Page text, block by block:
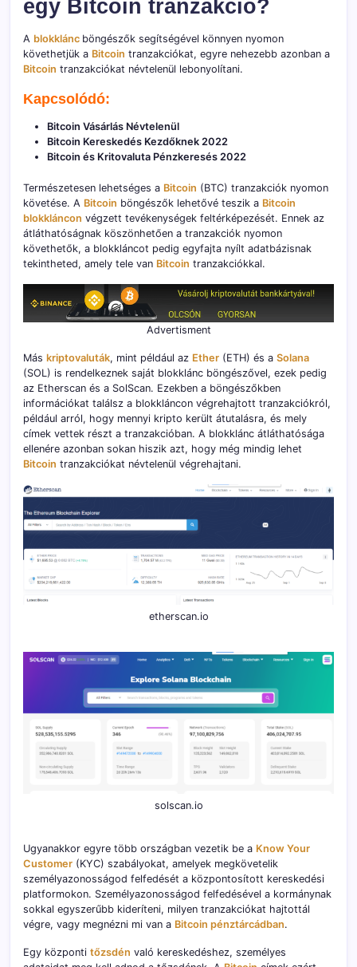
egy Bitcoin tranzakció?
A blokklánc böngészők segítségével könnyen nyomon
követhetjük a Bitcoin tranzakciókat, egyre nehezebb azonban a
Bitcoin tranzakciókat névtelenül lebonyolítani.
Kapcsolódó:
Bitcoin Vásárlás Névtelenül
Bitcoin Kereskedés Kezdőknek 2022
Bitcoin és Kritovaluta Pénzkeresés 2022
Természetesen lehetséges a Bitcoin (BTC) tranzakciók nyomon
követése. A Bitcoin böngészők lehetővé teszik a Bitcoin
blokkláncon végzett tevékenységek feltérképezését. Ennek az
átláthatóságnak köszönhetően a tranzakciók nyomon
követhetők, a blokkláncot pedig egyfajta nyílt adatbázisnak
tekintheted, amely tele van Bitcoin tranzakciókkal.
Advertisment
Más kriptovaluták, mint például az Ether (ETH) és a Solana
(SOL) is rendelkeznek saját blokklánc böngészővel, ezek pedig
az Etherscan és a SolScan. Ezekben a böngészőkben
információkat találsz a blokkláncon végrehajtott tranzakciókról,
például arról, hogy mennyi kripto került átutalásra, és mely
címek vettek részt a tranzakcióban. A blokklánc átláthatósága
ellenére azonban sokan hiszik azt, hogy még mindig lehet
Bitcoin tranzakciókat névtelenül végrehajtani.
etherscan.io
solscan.io
Ugyanakkor egyre több országban vezetik be a Know Your
Customer (KYC) szabályokat, amelyek megkövetelik
személyazonosságod felfedését a központosított kereskedési
platformokon. Személyazonosságod felfedésével a kormánynak
sokkal egyszerűbb kideríteni, milyen tranzakciókat hajtottál
végre, vagy megnézni mi van a Bitcoin pénztárcádban.
Egy központi tőzsdén való kereskedéshez, személyes